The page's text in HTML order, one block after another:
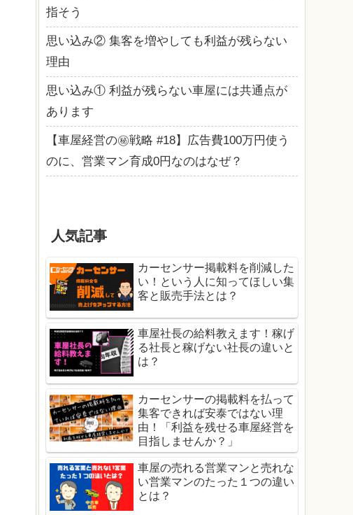
指そう
思い込み② 集客を増やしても利益が残らない
理由
思い込み① 利益が残らない車屋には共通点が
あります
【車屋経営の㊙戦略 #18】広告費100万円使う
のに、営業マン育成0円なのはなぜ？
人気記事
カーセンサー掲載料を削減した
い！という人に知ってほしい集
客と販売手法とは？
車屋社長の給料教えます！稼げ
る社長と稼げない社長の違いと
は？
カーセンサーの掲載料を払って
集客できれば安泰ではない理
由！「利益を残せる車屋経営を
目指しませんか？」
車屋の売れる営業マンと売れな
い営業マンのたった１つの違い
とは？